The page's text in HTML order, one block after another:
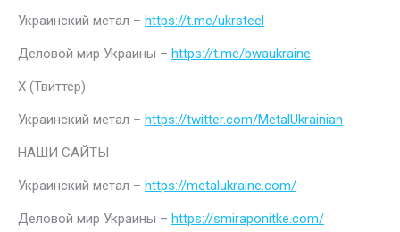
Украинский метал – https://t.me/ukrsteel
Деловой мир Украины – https://t.me/bwaukraine
Х (Твиттер)
Украинский метал – https://twitter.com/MetalUkrainian
НАШИ САЙТЫ
Украинский метал – https://metalukraine.com/
Деловой мир Украины – https://smiraponitke.com/